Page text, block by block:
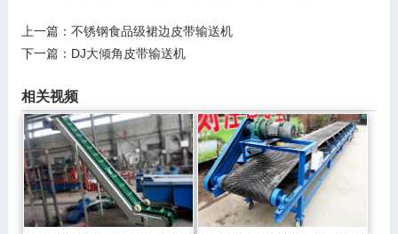
上一篇： 不锈钢食品级裙边皮带输送机
下一篇： DJ大倾角皮带输送机
相关视频